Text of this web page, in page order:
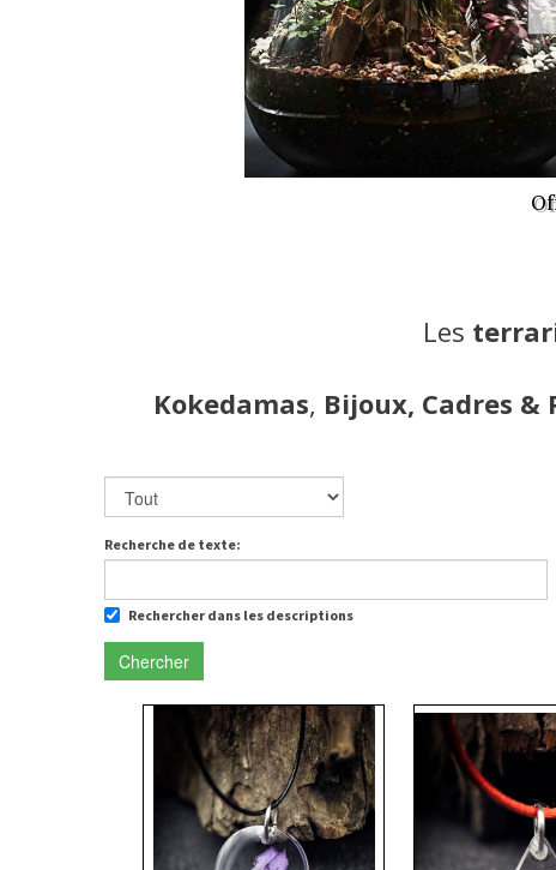
Les
Kokedamas, Bijoux, Cadres &
Recherche de texte:
Rechercher dans les descriptions
Chercher